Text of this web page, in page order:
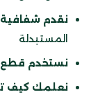
نقدم شفافية
المستبدلة
نستخدم قطع
نعلمك كيف